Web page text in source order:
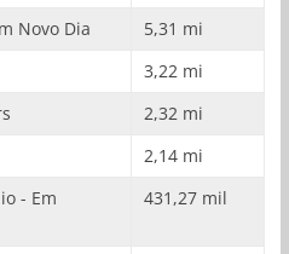
Novo Dia
5,31 mi
3,22 mi
2,32 mi
2,14 mi
- Em
431,27 mil